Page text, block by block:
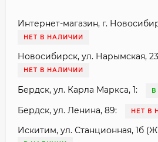
Интернет-магазин, г.
НЕТ В НАЛИЧИИ
Новосибирск, ул. Нарымская,
НЕТ В НАЛИЧИИ
Бердск, ул. Карла Маркса, 1:
Бердск, ул. Ленина, 89: НЕТ В
Искитим, ул. Станционная, 1б